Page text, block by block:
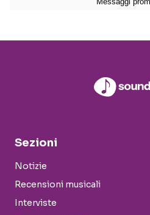
Sezioni
Notizie
Recensioni musicali
Interviste